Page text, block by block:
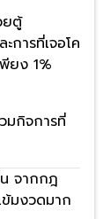
ยตู้
การที่เจอโค
ยง 1%
มกิจการที่
จากกฎ
มงวดมาก